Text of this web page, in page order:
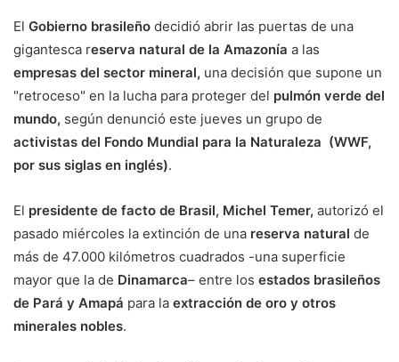
El Gobierno brasileño decidió abrir las puertas de una
gigantesca reserva natural de la Amazonía a las
empresas del sector mineral, una decisión que supone un
"retroceso" en la lucha para proteger del pulmón verde del
mundo, según denunció este jueves un grupo de
activistas del Fondo Mundial para la Naturaleza (WWF,
por sus siglas en inglés).
El presidente de facto de Brasil, Michel Temer, autorizó el
pasado miércoles la extinción de una reserva natural de
más de 47.000 kilómetros cuadrados -una superficie
mayor que la de Dinamarca– entre los estados brasileños
de Pará y Amapá para la extracción de oro y otros
minerales nobles.